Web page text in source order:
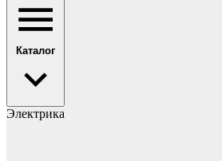
Каталог
Электрика